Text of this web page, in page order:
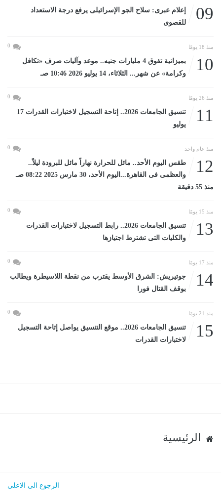
09
إعلام عبرى: سلاح الجو الإسرائيلى يرفع درجة الاستعداد
للقصوى
منذ 18 يومًا 0
10
بميزانية تفوق 4 مليارات جنيه.. موعد وآليات صرف «تكافل
وكرامة» عن شهر... الثلاثاء، 14 يوليو 2026 10:46 صـ
منذ 26 يومًا 0
11
تنسيق الجامعات 2026.. إتاحة التسجيل لاختبارات القدرات 17
يوليو
منذ عام واحد 0
12
طقس اليوم الأحد.. مائل للحرارة نهاراً مائل للبرودة ليلاً..
والعظمى فى القاهرة...اليوم الأحد، 30 مارس 2025 08:22 صـ
منذ 55 دقيقة
منذ 15 يومًا 0
13
تنسيق الجامعات 2026.. رابط التسجيل لاختبارات القدرات
والكليات التى تشترط اجتيازها
منذ 17 يومًا 0
14
جوتيريش: الشرق الأوسط يقترب من نقطة اللاسيطرة ويطالب
بوقف القتال فورا
منذ 21 يومًا 0
15
تنسيق الجامعات 2026.. موقع التنسيق يواصل إتاحة التسجيل
لاختبارات القدرات
الرئيسية
الرجوع الى الاعلى